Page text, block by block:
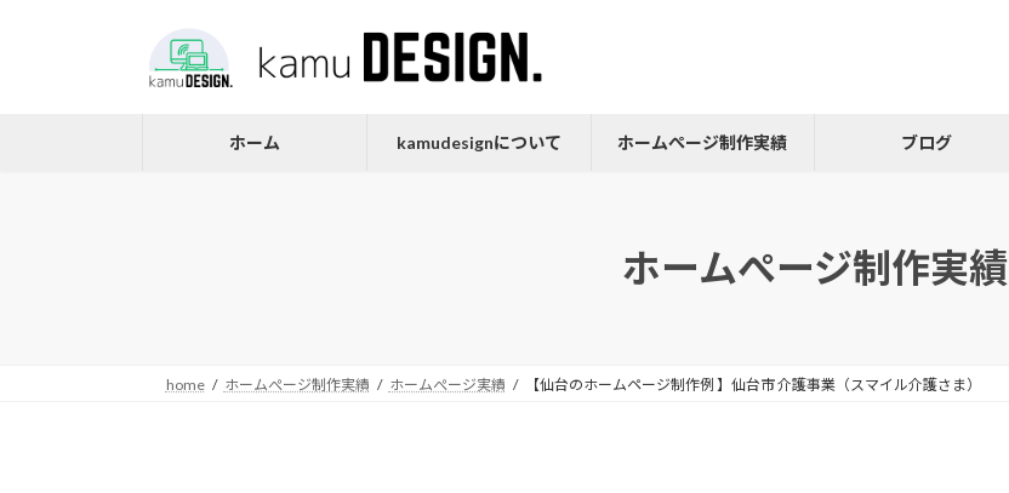
ホーム kamudesignについて ホームぺージ制作実績 ブログ
ホームぺージ制作実績
home ホームぺージ制作実績 ホームぺージ実績 【仙台のホームページ制作例 】仙台市 介護事業（スマイル介護さま）